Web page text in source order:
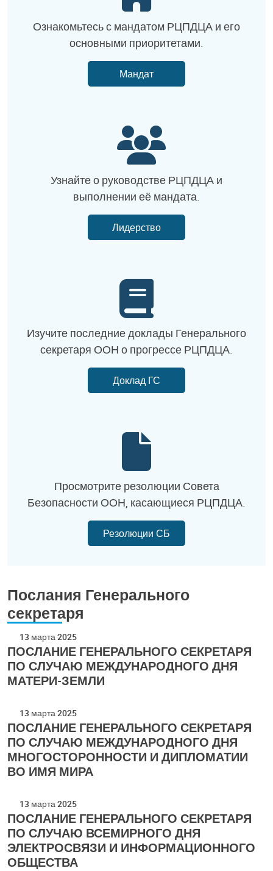
Ознакомьтесь с мандатом РЦПДЦА и его
основными приоритетами.
Мандат
Узнайте о руководстве РЦПДЦА и
выполнении её мандата.
Лидерство
Изучите последние доклады Генерального
секретаря ООН о прогрессе РЦПДЦА.
Доклад ГС
Просмотрите резолюции Совета
Безопасности ООН, касающиеся РЦПДЦА.
Резолюции СБ
Послания Генерального
секретаря
13 марта 2025
ПОСЛАНИЕ ГЕНЕРАЛЬНОГО СЕКРЕТАРЯ
ПО СЛУЧАЮ МЕЖДУНАРОДНОГО ДНЯ
МАТЕРИ-ЗЕМЛИ
13 марта 2025
ПОСЛАНИЕ ГЕНЕРАЛЬНОГО СЕКРЕТАРЯ
ПО СЛУЧАЮ МЕЖДУНАРОДНОГО ДНЯ
МНОГОСТОРОННОСТИ И ДИПЛОМАТИИ
ВО ИМЯ МИРА
13 марта 2025
ПОСЛАНИЕ ГЕНЕРАЛЬНОГО СЕКРЕТАРЯ
ПО СЛУЧАЮ ВСЕМИРНОГО ДНЯ
ЭЛЕКТРОСВЯЗИ И ИНФОРМАЦИОННОГО
ОБЩЕСТВА